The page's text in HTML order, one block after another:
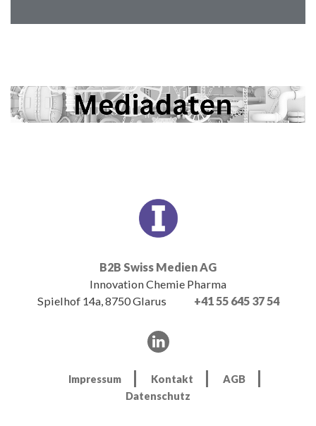
B2B Swiss Medien AG
Innovation Chemie Pharma
Spielhof 14a, 8750 Glarus
+41 55 645 37 54
Impressum Kontakt
AGB
Datenschutz